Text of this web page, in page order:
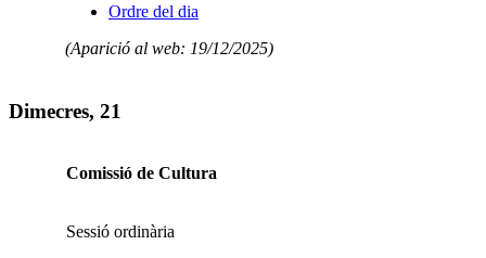
Ordre del dia
(Aparició al web: 19/12/2025)
Dimecres, 21
Comissió de Cultura
Sessió ordinària